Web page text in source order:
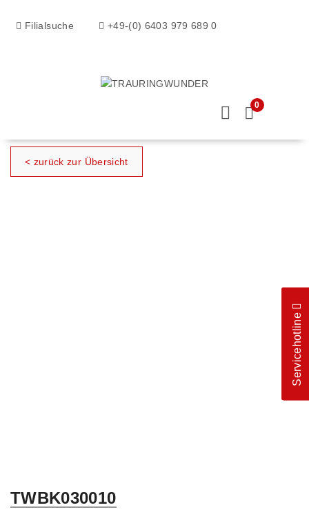
Filialsuche +49-(0) 6403 979 689 0
0
< zurück zur Übersicht
TWBK030010
Servicehotline